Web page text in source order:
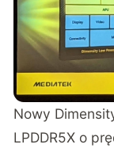
Nowy
LPDDR5X o